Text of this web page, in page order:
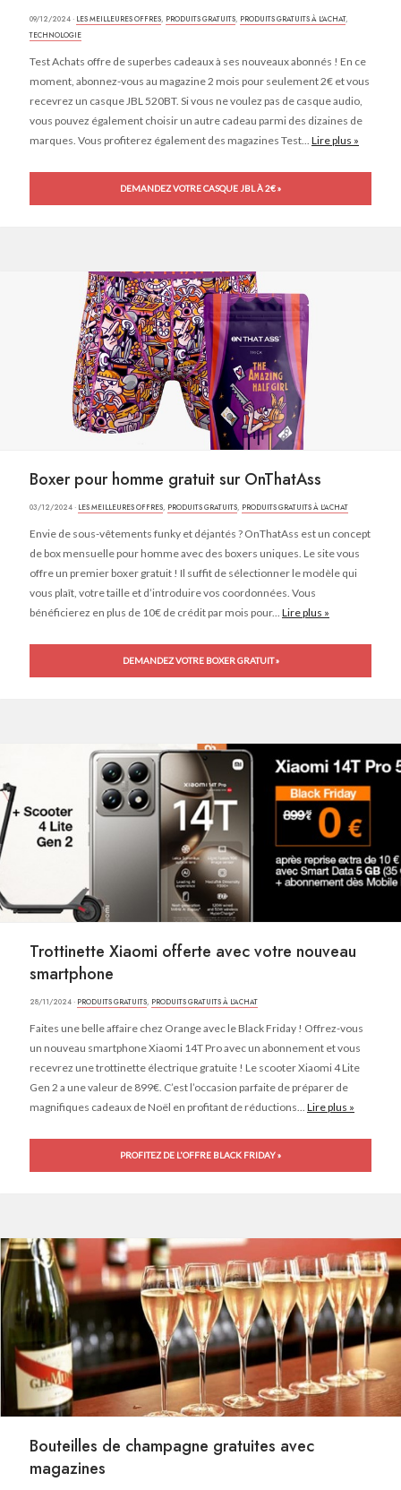
09/12/2024 · LES MEILLEURES OFFRES, PRODUITS GRATUITS, PRODUITS GRATUITS À L'ACHAT,
TECHNOLOGIE
Test Achats offre de superbes cadeaux à ses nouveaux abonnés ! En ce
moment, abonnez-vous au magazine 2 mois pour seulement 2€ et vous
recevrez un casque JBL 520BT. Si vous ne voulez pas de casque audio,
vous pouvez également choisir un autre cadeau parmi des dizaines de
marques. Vous profiterez également des magazines Test... Lire plus »
DEMANDEZ VOTRE CASQUE JBL À 2€ »
Boxer pour homme gratuit sur OnThatAss
03/12/2024 · LES MEILLEURES OFFRES, PRODUITS GRATUITS, PRODUITS GRATUITS À L'ACHAT
Envie de sous-vêtements funky et déjantés ? OnThatAss est un concept
de box mensuelle pour homme avec des boxers uniques. Le site vous
offre un premier boxer gratuit ! Il suffit de sélectionner le modèle qui
vous plaît, votre taille et d’introduire vos coordonnées. Vous
bénéficierez en plus de 10€ de crédit par mois pour... Lire plus »
DEMANDEZ VOTRE BOXER GRATUIT »
Trottinette Xiaomi offerte avec votre nouveau
smartphone
28/11/2024 · PRODUITS GRATUITS, PRODUITS GRATUITS À L'ACHAT
Faites une belle affaire chez Orange avec le Black Friday ! Offrez-vous
un nouveau smartphone Xiaomi 14T Pro avec un abonnement et vous
recevrez une trottinette électrique gratuite ! Le scooter Xiaomi 4 Lite
Gen 2 a une valeur de 899€. C’est l’occasion parfaite de préparer de
magnifiques cadeaux de Noël en profitant de réductions... Lire plus »
PROFITEZ DE L'OFFRE BLACK FRIDAY »
Bouteilles de champagne gratuites avec
magazines